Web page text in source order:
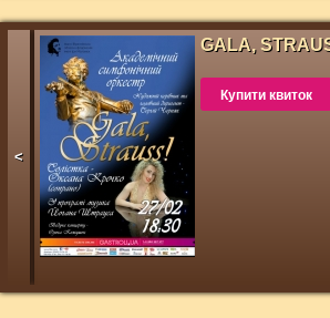
<
GALA,
Купити квиток